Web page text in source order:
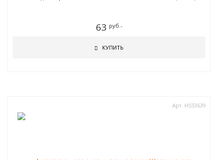
63 руб.-
КУПИТЬ
Арт. HS53639